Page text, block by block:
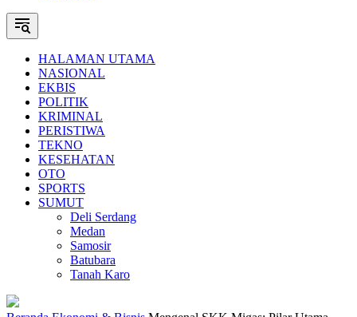
HALAMAN UTAMA
NASIONAL
EKBIS
POLITIK
KRIMINAL
PERISTIWA
TEKNO
KESEHATAN
OTO
SPORTS
SUMUT
Deli Serdang
Medan
Samosir
Batubara
Tanah Karo